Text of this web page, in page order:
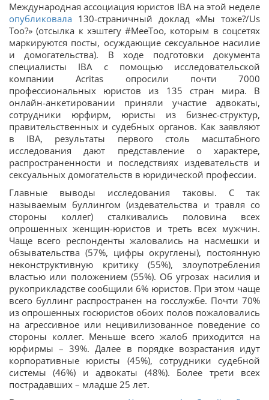
Международная ассоциация юристов IBA на этой неделе
опубликовала 130-страничный доклад «Мы тоже?/Us
Too?» (отсылка к хэштегу #MeeToo, которым в соцсетях
маркируются посты, осуждающие сексуальное насилие
и домогательства). В ходе подготовки документа
специалисты IBA с помощью исследовательской
компании Acritas опросили почти 7000
профессиональных юристов из 135 стран мира. В
онлайн-анкетировании приняли участие адвокаты,
сотрудники юрфирм, юристы из бизнес-структур,
правительственных и судебных органов. Как заявляют
в IBA, результаты первого столь масштабного
исследования дают представление о характере,
распространенности и последствиях издевательств и
сексуальных домогательств в юридической профессии.
Главные выводы исследования таковы. С так
называемым буллингом (издевательства и травля со
стороны коллег) сталкивались половина всех
опрошенных женщин-юристов и треть всех мужчин.
Чаще всего респонденты жаловались на насмешки и
обзывательства (57%, цифры округлены), постоянную
неконструктивную критику (55%), злоупотребления
властью или положением (55%). Об угрозах насилия и
рукоприкладстве сообщили 6% юристов. При этом чаще
всего буллинг распространен на госслужбе. Почти 70%
из опрошенных госюристов обоих полов пожаловались
на агрессивное или нецивилизованное поведение со
стороны коллег. Меньше всего жалоб приходится на
юрфирмы – 39%. Далее в порядке возрастания идут
корпоративные юристы (45%), сотрудники судебной
системы (46%) и адвокаты (48%). Более трети всех
пострадавших – младше 25 лет.